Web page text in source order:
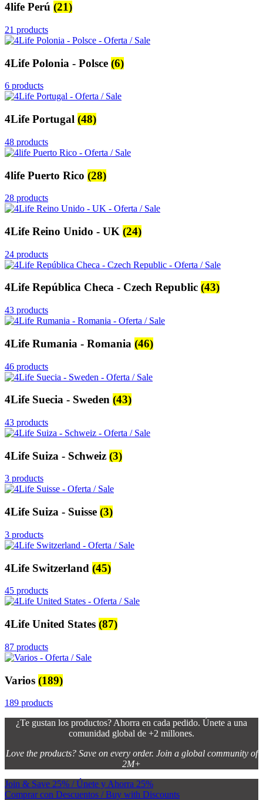
4life Perú (21)
21 products
4Life Polonia - Polsce (6)
6 products
4Life Portugal (48)
48 products
4life Puerto Rico (28)
28 products
4Life Reino Unido - UK (24)
24 products
4Life República Checa - Czech Republic (43)
43 products
4Life Rumania - Romania (46)
46 products
4Life Suecia - Sweden (43)
43 products
4Life Suiza - Schweiz (3)
3 products
4Life Suiza - Suisse (3)
3 products
4Life Switzerland (45)
45 products
4Life United States (87)
87 products
Varios (189)
189 products
¿Te gustan los productos? Ahorra en cada pedido. Únete a una
comunidad global de +2 millones.
Love the products? Save on every order. Join a global community of
2M+
Join & Save 25% / Únete y Ahorra 25%
Comprar con Descuentos / Buy with Discounts